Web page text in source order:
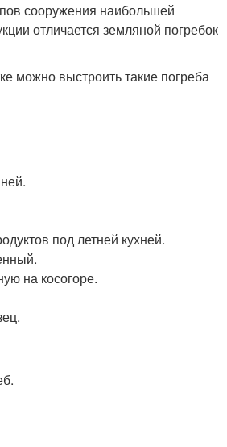
сооружения наибольшей
отличается земляной погребок
можно выстроить такие погреба
под летней кухней.
на косогоре.